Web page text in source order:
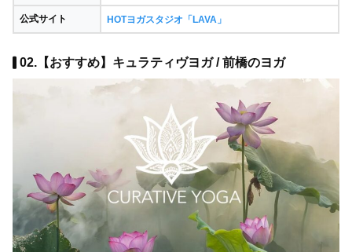
公式サイト HOTヨガスタジオ「LAVA」
02.【おすすめ】キュラティヴヨガ / 前橋のヨガ